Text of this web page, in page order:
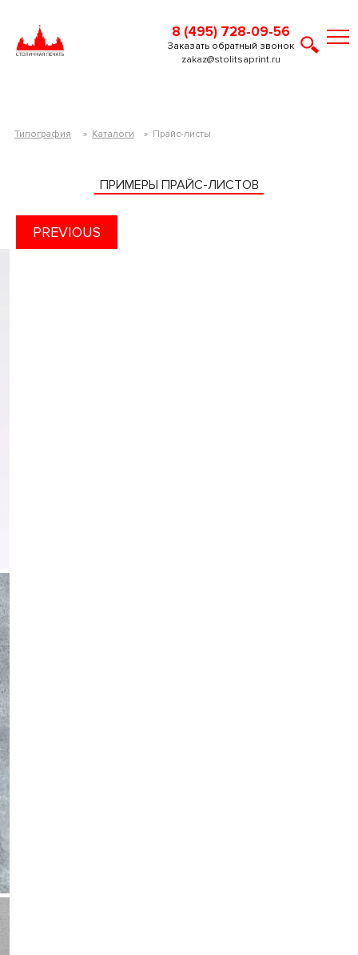
8 (495) 728-09-56
zakaz@stolitsaprint.ru
Заказать обратный звонок
Типография » Каталоги » Прайс-листы
ПРИМЕРЫ ПРАЙС-ЛИСТОВ
PREVIOUS